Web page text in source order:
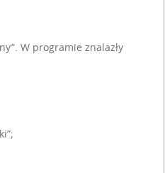
W programie znalazły